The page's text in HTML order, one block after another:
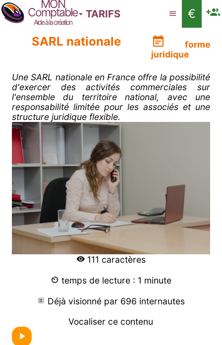
MON
Comptable
Aide à la création
TARIFS
€
SARL nationale
forme
juridique
Une SARL nationale en France offre la possibilité
d'exercer des activités commerciales sur
l'ensemble du territoire national, avec une
responsabilité limitée pour les associés et une
structure juridique flexible.
111 caractères
temps de lecture : 1 minute
Déjà visionné par 696 internautes
Vocaliser ce contenu